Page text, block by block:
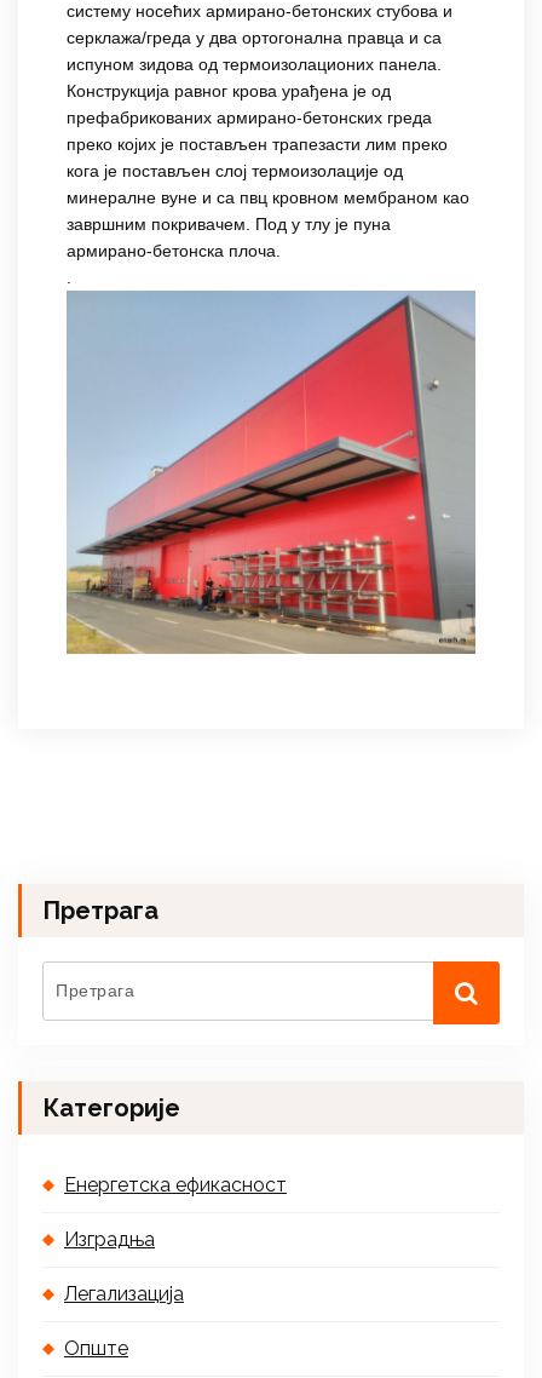
систему носећих армирано-бетонских стубова и
серклажа/греда у два ортогонална правца и са
испуном зидова од термоизолационих панела.
Конструкција равног крова урађена је од
префабрикованих армирано-бетонских греда
преко којих је постављен трапезасти лим преко
кога је постављен слој термоизолације од
минералне вуне и са пвц кровном мембраном као
завршним покривачем. Под у тлу је пуна
армирано-бетонска плоча.
.
Претрага
Категорије
Енергетска ефикасност
Изградња
Легализација
Опште